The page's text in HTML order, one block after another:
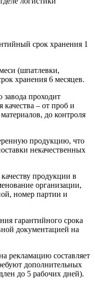
срок хранения 1
(шпатлевки,
хранения 6 месяцев.
проходит
качества – от проб и
до контроля
продукцию, что
некачественных
продукции в
организации,
номер партии и
гарантийного срока
документацией на
рекламацию составляет
дополнительных
до 5 рабочих дней).